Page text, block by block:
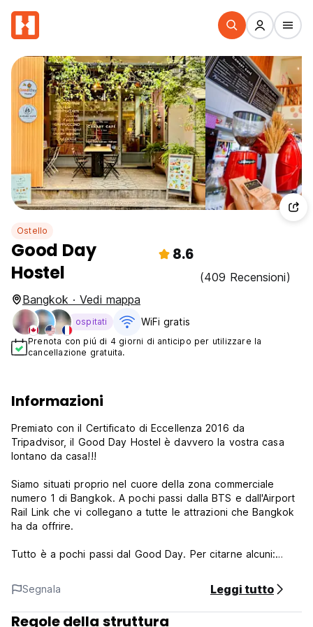
Ostello
Good Day
Hostel
8.6
(409 Recensioni)
Bangkok · Vedi mappa
ospitati WiFi gratis
Prenota con piú di 4 giorni di anticipo per utilizzare la
cancellazione gratuita.
Informazioni
Premiato con il Certificato di Eccellenza 2016 da
Tripadvisor, il Good Day Hostel è davvero la vostra casa
lontano da casa!!!
Siamo situati proprio nel cuore della zona commerciale
numero 1 di Bangkok. A pochi passi dalla BTS e dall'Airport
Rail Link che vi collegano a tutte le attrazioni che Bangkok
ha da offrire.
Tutto è a pochi passi dal Good Day. Per citarne alcuni:
altri.
A soli 15 minuti di barca si raggiunge Kaosan Rd. e il resto
del quartiere della Città Vecchia.
Segnala Leggi tutto
Regole della struttura